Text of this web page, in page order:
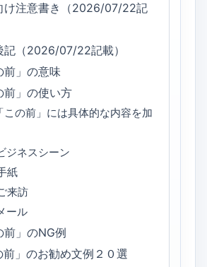
け注意書き（2026/07/22記
記（2026/07/22記載）
前」の意味
前」の使い方
「この前」には具体的な内容を加
ジネスシーン
紙
来訪
ール
前」のNG例
前」のお勧め文例２０選